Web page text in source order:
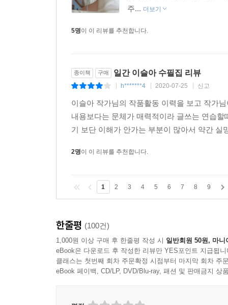
주... 더보기
5명이 이 리뷰를 추천합니다.
종이책 구매 일간 이슬아 수필집 리뷰
h*******4 2020-07-25 신고
이슬아 작가님의 작품활동 이력을 보고 작가
내용보다는 문체가 매력적이라 글쓰는 연습
기 보단 이해가 안가는 부분이 많아서 약간
2명이 이 리뷰를 추천합니다.
1 2 3 4 5 6 7 8 9
한줄평 (100건)
1,000원 이상 구매 후 한줄평 작성 시 일반회원 50원, 마니
eBook은 다운로드 후 작성한 리뷰만 YES포인트 지급됩니
클래스는 첫번째 회차 주문확정 시점부터 마지막 회차 주
eBook 페이백, CD/LP, DVD/Blu-ray, 패션 및 판매금지 상